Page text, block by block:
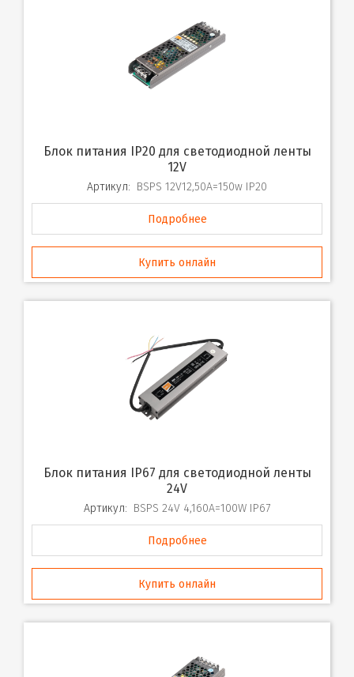
Блок питания IP20 для светодиодной ленты
12V
Артикул: BSPS 12V12,50A=150w IP20
Подробнее
Купить онлайн
Блок питания IP67 для светодиодной ленты
24V
Артикул: BSPS 24V 4,160A=100W IP67
Подробнее
Купить онлайн